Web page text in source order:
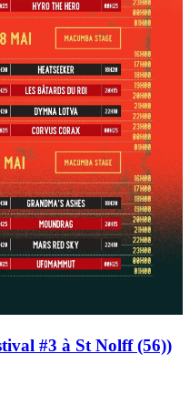
#3 à St Nolff (56))